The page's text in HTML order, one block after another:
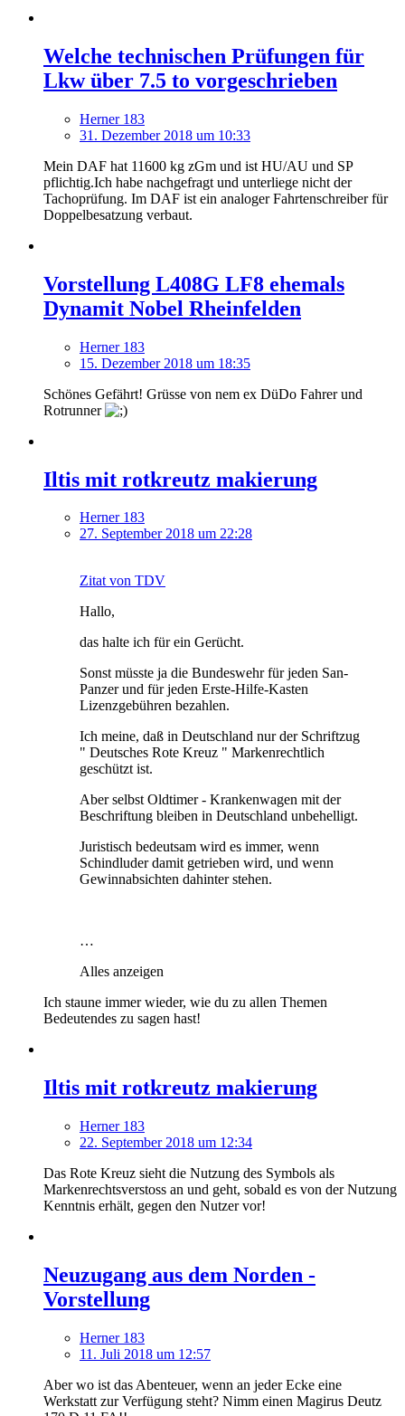
Welche technischen Prüfungen für
Lkw über 7.5 to vorgeschrieben
Herner 183
31. Dezember 2018 um 10:33
Mein DAF hat 11600 kg zGm und ist HU/AU und SP
pflichtig.Ich habe nachgefragt und unterliege nicht der
Tachoprüfung. Im DAF ist ein analoger Fahrtenschreiber für
Doppelbesatzung verbaut.
Vorstellung L408G LF8 ehemals
Dynamit Nobel Rheinfelden
Herner 183
15. Dezember 2018 um 18:35
Schönes Gefährt! Grüsse von nem ex DüDo Fahrer und
Rotrunner
Iltis mit rotkreutz makierung
Herner 183
27. September 2018 um 22:28
Zitat von TDV
Hallo,
das halte ich für ein Gerücht.
Sonst müsste ja die Bundeswehr für jeden San-
Panzer und für jeden Erste-Hilfe-Kasten
Lizenzgebühren bezahlen.
Ich meine, daß in Deutschland nur der Schriftzug
" Deutsches Rote Kreuz " Markenrechtlich
geschützt ist.
Aber selbst Oldtimer - Krankenwagen mit der
Beschriftung bleiben in Deutschland unbehelligt.
Juristisch bedeutsam wird es immer, wenn
Schindluder damit getrieben wird, und wenn
Gewinnabsichten dahinter stehen.
…
Alles anzeigen
Ich staune immer wieder, wie du zu allen Themen
Bedeutendes zu sagen hast!
Iltis mit rotkreutz makierung
Herner 183
22. September 2018 um 12:34
Das Rote Kreuz sieht die Nutzung des Symbols als
Markenrechtsverstoss an und geht, sobald es von der Nutzung
Kenntnis erhält, gegen den Nutzer vor!
Neuzugang aus dem Norden -
Vorstellung
Herner 183
11. Juli 2018 um 12:57
Aber wo ist das Abenteuer, wenn an jeder Ecke eine
Werkstatt zur Verfügung steht? Nimm einen Magirus Deutz